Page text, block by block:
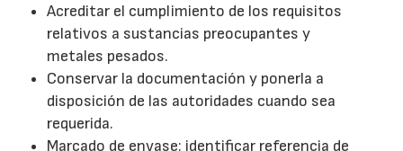
Acreditar el cumplimiento de los requisitos
relativos a sustancias preocupantes y
metales pesados.
Conservar la documentación y ponerla a
disposición de las autoridades cuando sea
requerida.
Marcado de envase: identificar referencia de